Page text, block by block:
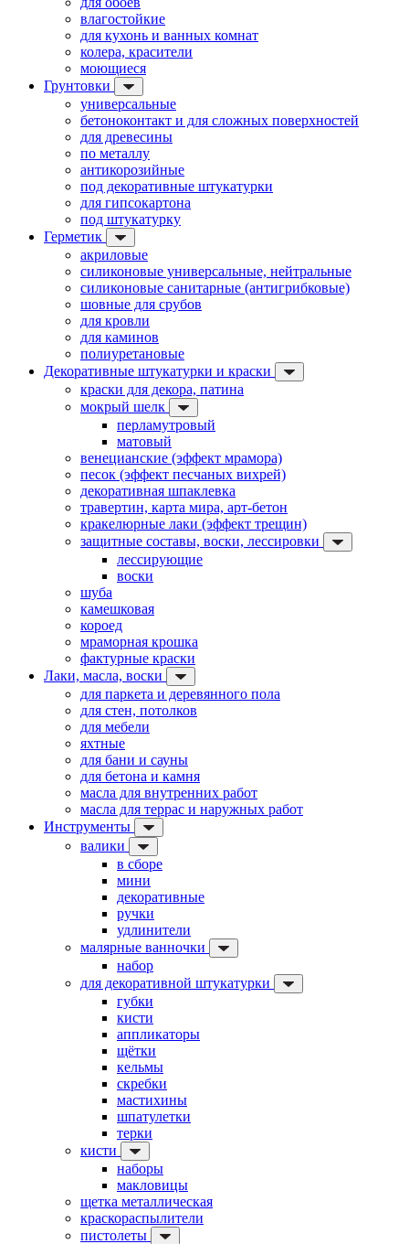
влагостойкие
для кухонь и ванных комнат
колера, красители
моющиеся
Грунтовки
универсальные
бетоноконтакт и для сложных поверхностей
для древесины
по металлу
антикорозийные
под декоративные штукатурки
для гипсокартона
под штукатурку
Герметик
акриловые
силиконовые универсальные, нейтральные
силиконовые санитарные (антигрибковые)
шовные для срубов
для кровли
для каминов
полиуретановые
Декоративные штукатурки и краски
краски для декора, патина
мокрый шелк
перламутровый
матовый
венецианские (эффект мрамора)
песок (эффект песчаных вихрей)
декоративная шпаклевка
травертин, карта мира, арт-бетон
кракелюрные лаки (эффект трещин)
защитные составы, воски, лессировки
лессирующие
воски
шуба
камешковая
короед
мраморная крошка
фактурные краски
Лаки, масла, воски
для паркета и деревянного пола
для стен, потолков
для мебели
яхтные
для бани и сауны
для бетона и камня
масла для внутренних работ
масла для террас и наружных работ
Инструменты
валики
в сборе
мини
декоративные
ручки
удлинители
малярные ванночки
набор
для декоративной штукатурки
губки
кисти
аппликаторы
щётки
кельмы
скребки
мастихины
шпатулетки
терки
кисти
наборы
макловицы
щетка металлическая
краскораспылители
пистолеты